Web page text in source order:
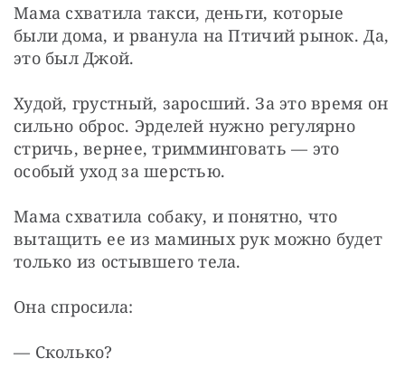
Мама схватила такси, деньги, которые
были дома, и рванула на Птичий рынок. Да,
это был Джой.
Худой, грустный, заросший. За это время он
сильно оброс. Эрделей нужно регулярно
стричь, вернее, тримминговать — это
особый уход за шерстью.
Мама схватила собаку, и понятно, что
вытащить ее из маминых рук можно будет
только из остывшего тела.
Она спросила:
— Сколько?